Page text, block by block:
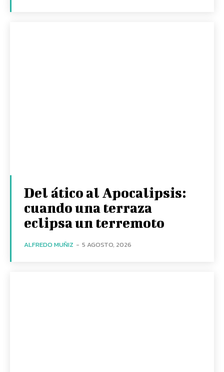
Del ático al Apocalipsis:
cuando una terraza
eclipsa un terremoto
ALFREDO MUÑIZ - 5 AGOSTO, 2026